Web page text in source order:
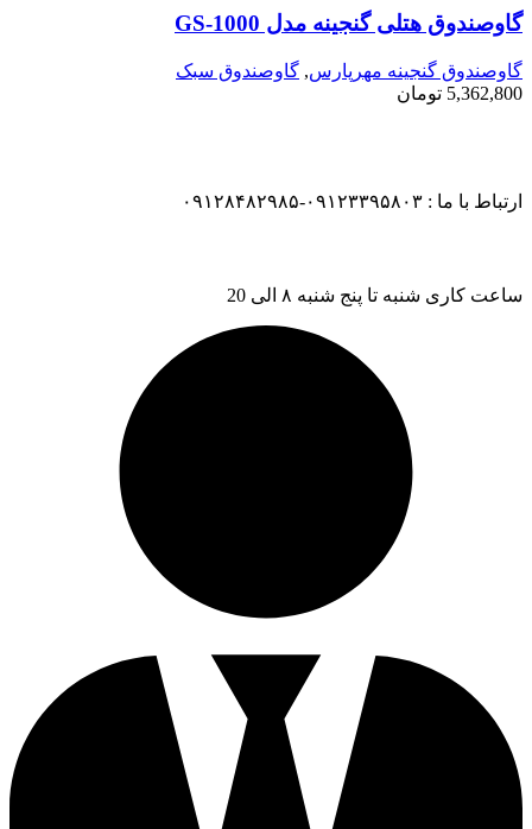
گاوصندوق هتلی گنجینه مدل GS-1000
گاوصندوق گنجینه مهرپارس, گاوصندوق سبک
5,362,800 تومان
ارتباط با ما : ۰۹۱۲۳۳۹۵۸۰۳-۰۹۱۲۸۴۸۲۹۸۵
ساعت کاری شنبه تا پنج شنبه ۸ الی 20